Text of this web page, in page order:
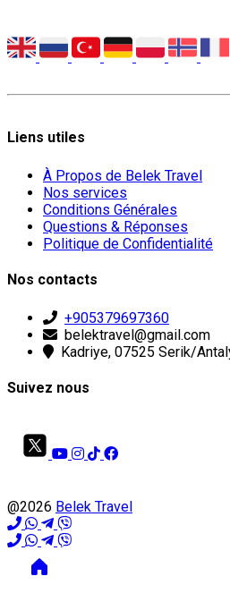
Liens utiles
À Propos de Belek Travel
Nos services
Conditions Générales
Questions & Réponses
Politique de Confidentialité
Nos contacts
+905379697360
belektravel@gmail.com
Kadriye, 07525 Serik/
Suivez nous
@2026 Belek Travel